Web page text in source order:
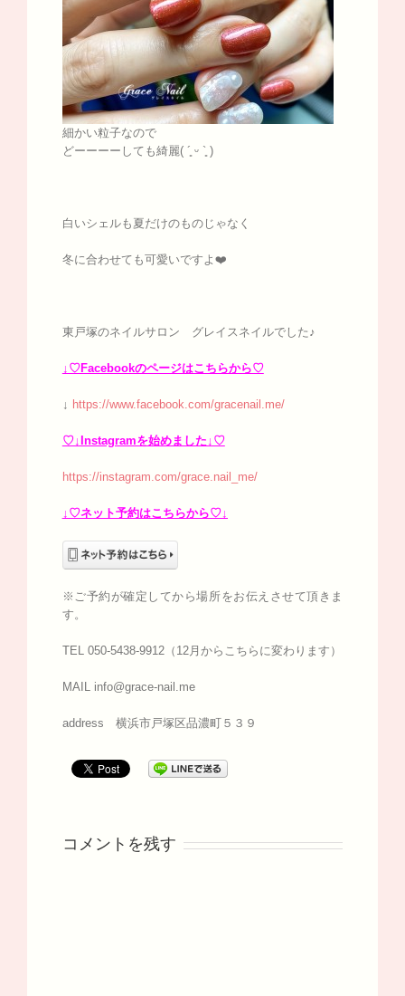
細かい粒子なので
どーーーーしても綺麗( ´͈ ᵕ `͈ )
白いシェルも夏だけのものじゃなく
冬に合わせても可愛いですよ❤️
東戸塚のネイルサロン グレイスネイルでした♪
↓♡Facebookのページはこちらから♡
↓ https://www.facebook.com/gracenail.me/
♡↓Instagramを始めました↓♡
https://instagram.com/grace.nail_me/
↓♡ネット予約はこちらから♡↓
※ご予約が確定してから場所をお伝えさせて頂きま
す。
TEL 050-5438-9912（12月からこちらに変わります）
MAIL info@grace-nail.me
address 横浜市戸塚区品濃町５３９
コメントを残す